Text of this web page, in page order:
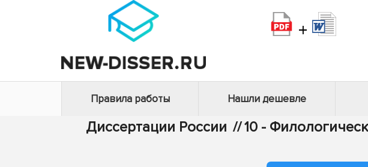
+
Правила работы Нашли дешевле
Диссертации России //10 -